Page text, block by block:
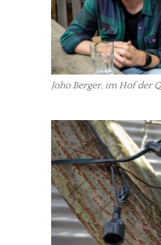
Joho Berger, im Hof der